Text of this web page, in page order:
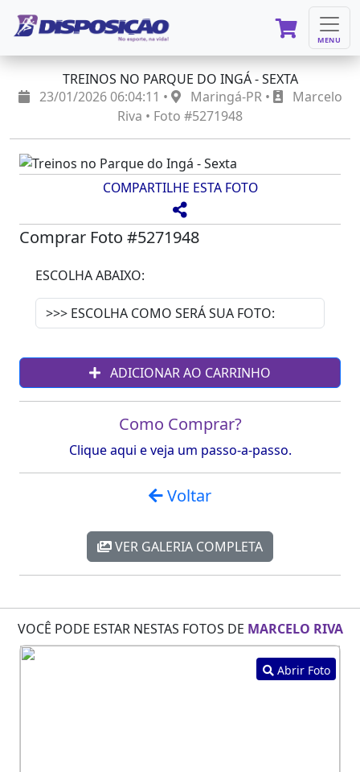
MENU
TREINOS NO PARQUE DO INGÁ - SEXTA
23/01/2026 06:04:11 •
Maringá-PR •
Marcelo
Riva • Foto #5271948
COMPARTILHE ESTA FOTO
Comprar Foto #5271948
ESCOLHA ABAIXO:
ADICIONAR AO CARRINHO
Como Comprar?
Clique aqui e veja um passo-a-passo.
Voltar
VER GALERIA COMPLETA
VOCÊ PODE ESTAR NESTAS FOTOS DE MARCELO RIVA
Abrir Foto